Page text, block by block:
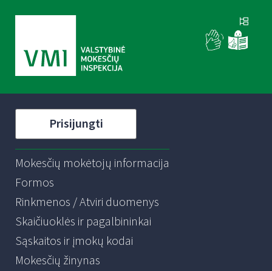
Prisijungti
Mokesčių mokėtojų informacija
Formos
Rinkmenos / Atviri duomenys
Skaičiuoklės ir pagalbininkai
Sąskaitos ir įmokų kodai
Mokesčių žinynas